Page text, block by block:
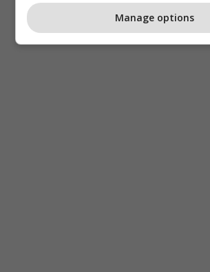
Manage options